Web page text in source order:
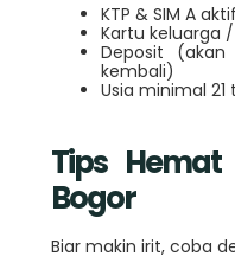
KTP & SIM A aktif
Kartu keluarga
Deposit (akan
kembali)
Usia minimal 21
Tips
Bogor
Biar makin irit, coba